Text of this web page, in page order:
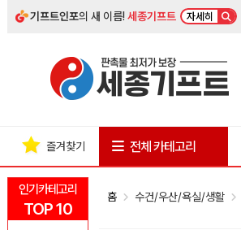
기프트인포의 새 이름!세종기프트 자세히
인기카테고리
TOP 10
즐겨찾기 전체 카테고리
홈 수건/우산/욕실/생활